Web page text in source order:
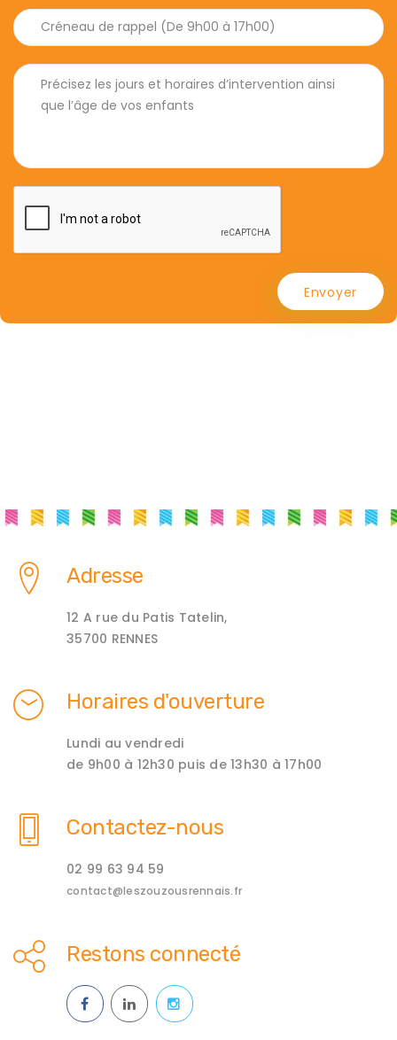
Envoyer
Adresse
12 A rue du Patis Tatelin,
35700 RENNES
Horaires d'ouverture
Lundi au vendredi
de 9h00 à 12h30 puis de 13h30 à 17h00
Contactez-nous
02 99 63 94 59
contact@leszouzousrennais.fr
Restons connecté